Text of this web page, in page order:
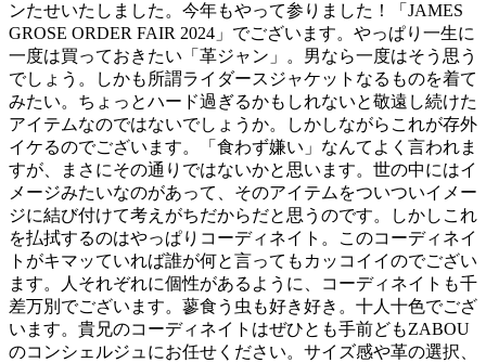
ンたせいたしました。今年もやって参りました！「JAMES
GROSE ORDER FAIR 2024」でございます。やっぱり一生に
一度は買っておきたい「革ジャン」。男なら一度はそう思う
でしょう。しかも所謂ライダースジャケットなるものを着て
みたい。ちょっとハード過ぎるかもしれないと敬遠し続けた
アイテムなのではないでしょうか。しかしながらこれが存外
イケるのでございます。「食わず嫌い」なんてよく言われま
すが、まさにその通りではないかと思います。世の中にはイ
メージみたいなのがあって、そのアイテムをついついイメー
ジに結び付けて考えがちだからだと思うのです。しかしこれ
を払拭するのはやっぱりコーディネイト。このコーディネイ
トがキマッていれば誰が何と言ってもカッコイイのでござい
ます。人それぞれに個性があるように、コーディネイトも千
差万別でございます。蓼食う虫も好き好き。十人十色でござ
います。貴兄のコーディネイトはぜひとも手前どもZABOU
のコンシェルジュにお任せください。サイズ感や革の選択、